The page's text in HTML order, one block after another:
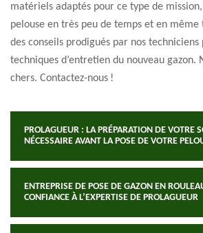
matériels adaptés pour ce type de
pelouse en très peu de temps et en
des conseils prodigués par nos
techniques d’entretien du nouveau gazon.
chers. Contactez-nous !
PROLAGUEUR : LA PRÉPARATION DE VOTRE
NÉCESSAIRE AVANT LA POSE DE VOTRE
ENTREPRISE DE POSE DE GAZON EN
CONFIANCE À L’EXPERTISE DE PROLAGUEUR